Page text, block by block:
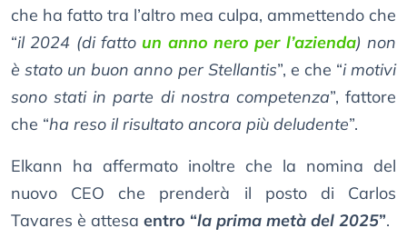
che ha fatto tra l’altro mea culpa, ammettendo che
“il 2024 (di fatto un anno nero per l’azienda) non
è stato un buon anno per Stellantis”, e che “i motivi
sono stati in parte di nostra competenza”, fattore
che “ha reso il risultato ancora più deludente”.
Elkann ha affermato inoltre che la nomina del
nuovo CEO che prenderà il posto di Carlos
Tavares è attesa entro “la prima metà del 2025”.